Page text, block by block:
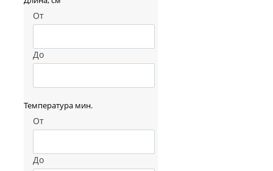
От
До
Температура мин.
От
До